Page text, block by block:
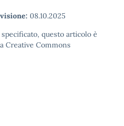
08.10.2025
questo articolo è
Creative Commons